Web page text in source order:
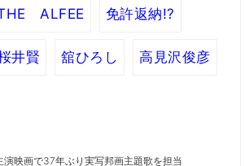
ALFEE 免許返納!?
井賢 舘ひろし 高見沢俊彦
演映画で37年ぶり実写邦画主題歌を担当